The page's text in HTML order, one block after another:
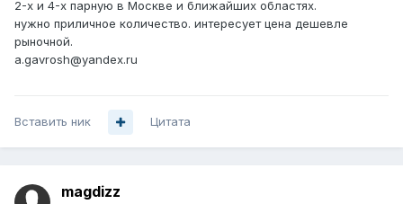
2-х и 4-х парную в Москве и ближайших областях.
нужно приличное количество. интересует цена дешевле
рыночной.
a.gavrosh@yandex.ru
Вставить ник Цитата
magdizz